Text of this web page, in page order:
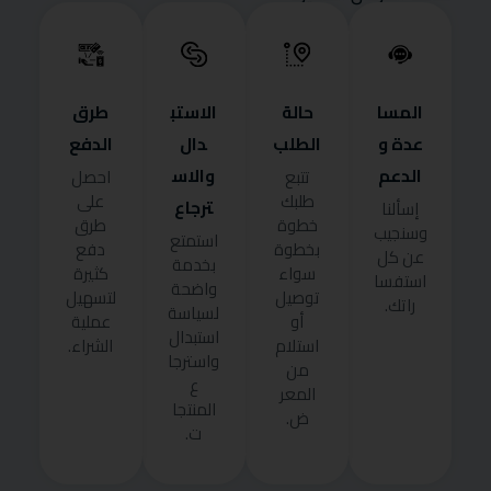
المسا
عدة و
الدعم
إسألنا
وسنجيب
عن كل
استفسا
راتك.
حالة
الطلب
تتبع
طلبك
خطوة
بخطوة
سواء
توصيل
أو
استلام
من
المعر
ض.
الاستب
دال
والاس
ترجاع
استمتع
بخدمة
واضحة
لسياسة
استبدال
واسترجا
ع
المنتجا
ت.
طرق
الدفع
احصل
على
طرق
دفع
كثيرة
لتسهيل
عملية
الشراء.